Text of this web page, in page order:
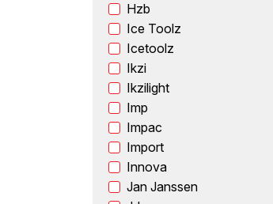
Hzb
Ice Toolz
Icetoolz
Ikzi
Ikzilight
Imp
Impac
Import
Innova
Jan Janssen